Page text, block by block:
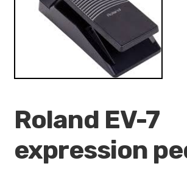
Roland EV-7
expression